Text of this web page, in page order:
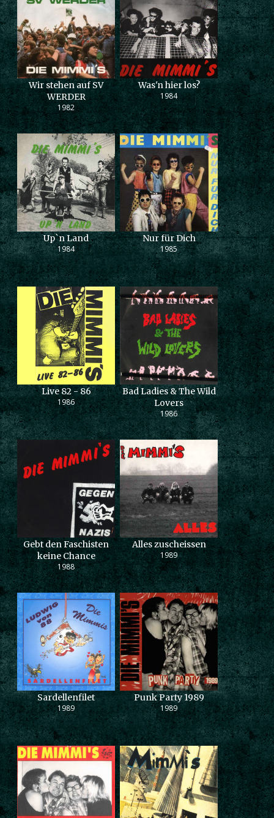
Wir stehen auf SV
WERDER
1982
Was'n hier los?
1984
Up`n Land
1984
Nur für Dich
1985
Live 82 - 86
1986
Bad Ladies & The Wild
Lovers
1986
Gebt den Faschisten
keine Chance
1988
Alles zuscheissen
1989
Sardellenfilet
1989
Punk Party 1989
1989